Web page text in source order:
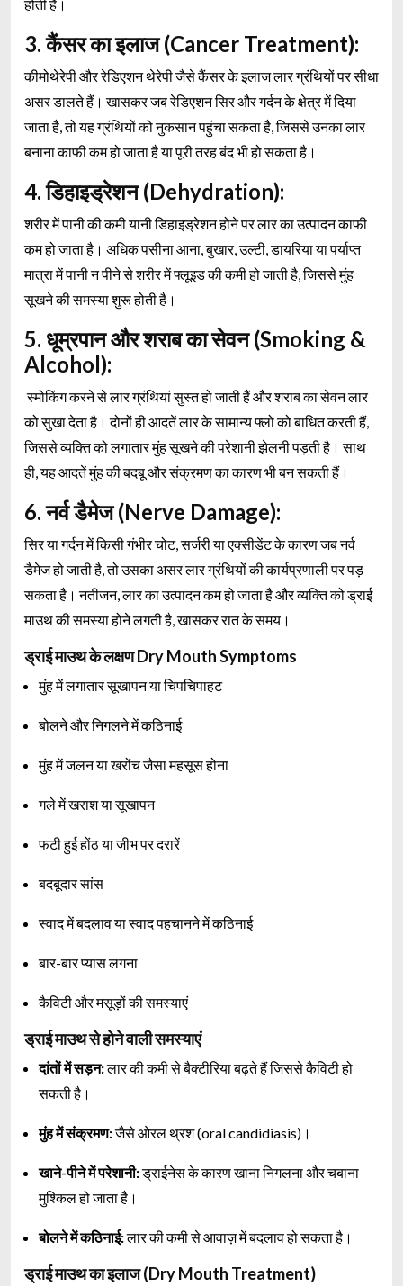
होती है।
3. कैंसर का इलाज (Cancer Treatment):
कीमोथेरेपी और रेडिएशन थेरेपी जैसे कैंसर के इलाज लार ग्रंथियों पर सीधा
असर डालते हैं। खासकर जब रेडिएशन सिर और गर्दन के क्षेत्र में दिया
जाता है, तो यह ग्रंथियों को नुकसान पहुंचा सकता है, जिससे उनका लार
बनाना काफी कम हो जाता है या पूरी तरह बंद भी हो सकता है।
4. डिहाइड्रेशन (Dehydration):
शरीर में पानी की कमी यानी डिहाइड्रेशन होने पर लार का उत्पादन काफी
कम हो जाता है। अधिक पसीना आना, बुखार, उल्टी, डायरिया या पर्याप्त
मात्रा में पानी न पीने से शरीर में फ्लूइड की कमी हो जाती है, जिससे मुंह
सूखने की समस्या शुरू होती है।
5. धूम्रपान और शराब का सेवन (Smoking &
Alcohol):
स्मोकिंग करने से लार ग्रंथियां सुस्त हो जाती हैं और शराब का सेवन लार
को सुखा देता है। दोनों ही आदतें लार के सामान्य फ्लो को बाधित करती हैं,
जिससे व्यक्ति को लगातार मुंह सूखने की परेशानी झेलनी पड़ती है। साथ
ही, यह आदतें मुंह की बदबू और संक्रमण का कारण भी बन सकती हैं।
6. नर्व डैमेज (Nerve Damage):
सिर या गर्दन में किसी गंभीर चोट, सर्जरी या एक्सीडेंट के कारण जब नर्व
डैमेज हो जाती है, तो उसका असर लार ग्रंथियों की कार्यप्रणाली पर पड़
सकता है। नतीजन, लार का उत्पादन कम हो जाता है और व्यक्ति को ड्राई
माउथ की समस्या होने लगती है, खासकर रात के समय।
ड्राई माउथ के लक्षण Dry Mouth Symptoms
मुंह में लगातार सूखापन या चिपचिपाहट
बोलने और निगलने में कठिनाई
मुंह में जलन या खरोंच जैसा महसूस होना
गले में खराश या सूखापन
फटी हुई होंठ या जीभ पर दरारें
बदबूदार सांस
स्वाद में बदलाव या स्वाद पहचानने में कठिनाई
बार-बार प्यास लगना
कैविटी और मसूड़ों की समस्याएं
ड्राई माउथ से होने वाली समस्याएं
दांतों में सड़न:लार की कमी से बैक्टीरिया बढ़ते हैं जिससे कैविटी हो
सकती है।
मुंह में संक्रमण:जैसे ओरल थ्रश (oral candidiasis)।
खाने-पीने में परेशानी:ड्राईनेस के कारण खाना निगलना और चबाना
मुश्किल हो जाता है।
बोलने में कठिनाई:लार की कमी से आवाज़ में बदलाव हो सकता है।
ड्राई माउथ का इलाज (Dry Mouth Treatment)